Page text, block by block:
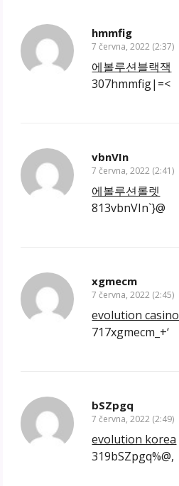
hmmfig
7 června, 2022 (2:37)
에볼루션블랙잭
307hmmfig|=<
vbnVIn
7 června, 2022 (2:41)
에볼루션롤렛
813vbnVIn`}@
xgmecm
7 června, 2022 (2:45)
evolution casino
717xgmecm_+‘
bSZpgq
7 června, 2022 (2:49)
evolution korea
319bSZpgq%@,